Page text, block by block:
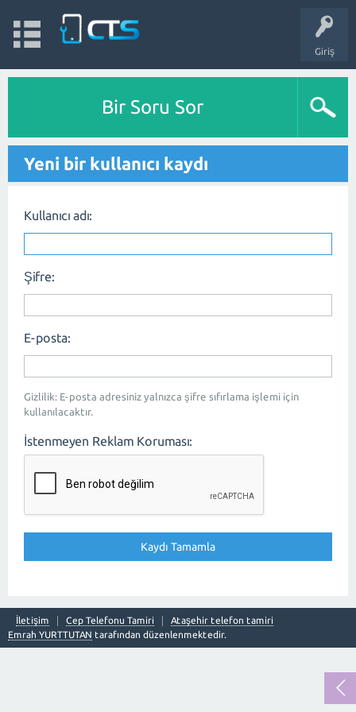
Giriş
Bir Soru Sor
Yeni bir kullanıcı kaydı
Kullanıcı adı:
Şifre:
E-posta:
Gizlilik: E-posta adresiniz yalnızca şifre sıfırlama işlemi için
kullanılacaktır.
İstenmeyen Reklam Koruması:
İletişim Cep Telefonu Tamiri
Ataşehir telefon tamiri
Emrah YURTTUTAN tarafından düzenlenmektedir.